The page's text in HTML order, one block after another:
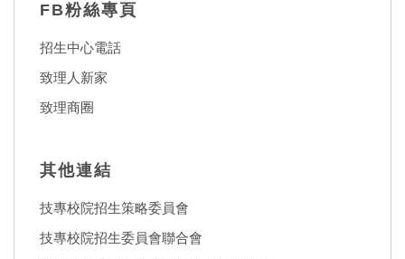
FB粉絲專頁
招生中心電話
致理人新家
致理商圈
其他連結
技專校院招生策略委員會
技專校院招生委員會聯合會